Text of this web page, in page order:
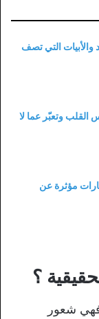
التي تصف
وتعبّر عما لا
مؤثرة عن
؟
شعور